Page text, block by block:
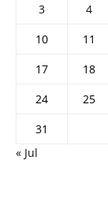
3
4
10
11
17
18
24
25
31
« Jul